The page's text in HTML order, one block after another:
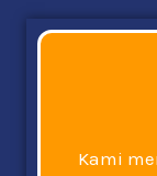
Kami